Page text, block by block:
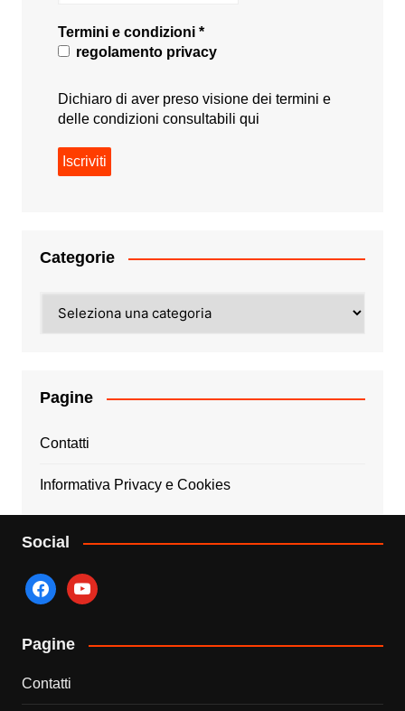
Termini e condizioni *
regolamento privacy
Dichiaro di aver preso visione dei termini e
delle condizioni consultabili qui
Categorie
Pagine
Contatti
Informativa Privacy e Cookies
Social
facebookyoutube
Pagine
Contatti